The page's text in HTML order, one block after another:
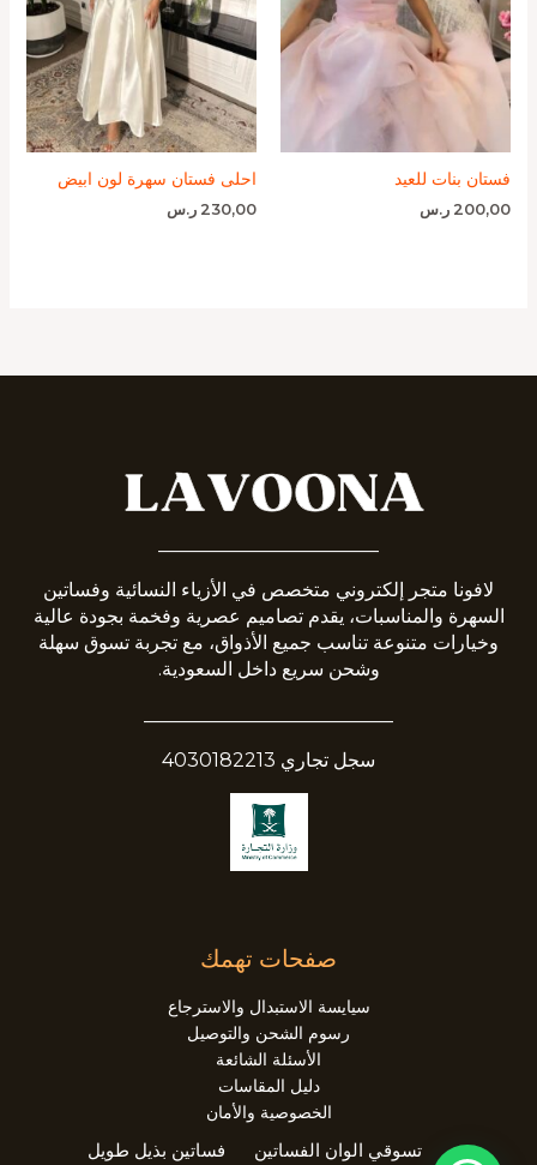
فستان بنات للعيد
200,00 ر.س
احلى فستان سهرة لون ابيض
230,00 ر.س
لافونا متجر إلكتروني متخصص في الأزياء النسائية وفساتين
السهرة والمناسبات، يقدم تصاميم عصرية وفخمة بجودة عالية
وخيارات متنوعة تناسب جميع الأذواق، مع تجربة تسوق سهلة
وشحن سريع داخل السعودية.
سجل تجاري 4030182213
صفحات تهمك
سيايسة الاستبدال والاسترجاع
رسوم الشحن والتوصيل
الأسئلة الشائعة
دليل المقاسات
الخصوصية والأمان
تسوقي الوان الفساتين فساتين بذيل طويل